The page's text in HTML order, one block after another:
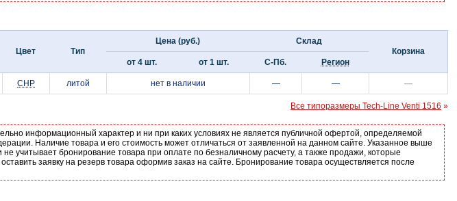
Цвет Тип
Цена (руб.)
Склад
Корзина
от 4 шт.
от 1 шт. С-Пб. Регион
CHP литой нет в наличии — — —
Все типоразмеры Tech-Line Venti 1516 »
информационный характер и ни при каких условиях не является публичной офертой, определяемой
Наличие товара и его стоимость может отличаться от заявленной на данном сайте. Указанное выше
учитывает бронирование товара при оплате по безналичному расчету, а также продажи, которые
заявку на резерв товара оформив заказ на сайте. Бронирование товара осуществляется после